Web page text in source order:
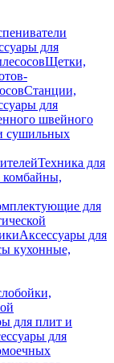
для
Щетки,
Станции,
для
швейного
сушильных
Техника для
для
Аксессуары для
кухонные,
для плит и
для